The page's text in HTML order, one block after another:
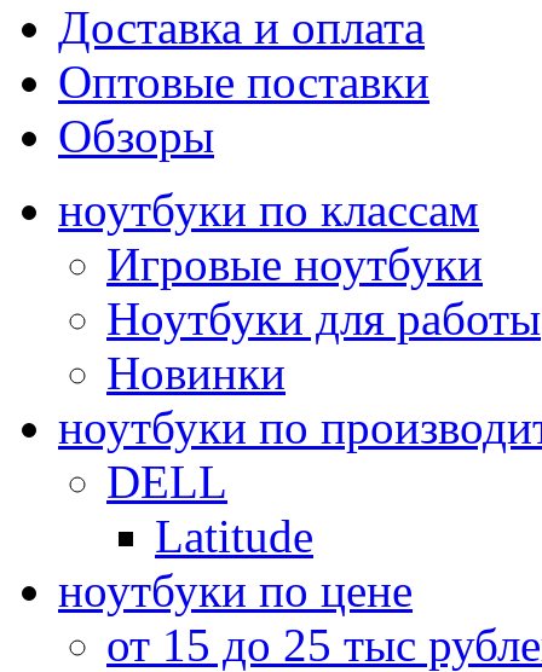
Доставка и оплата
Оптовые поставки
Обзоры
ноутбуки по классам
Игровые ноутбуки
Ноутбуки для работы
Новинки
ноутбуки по
DELL
Latitude
ноутбуки по цене
от 15 до 25 тыс